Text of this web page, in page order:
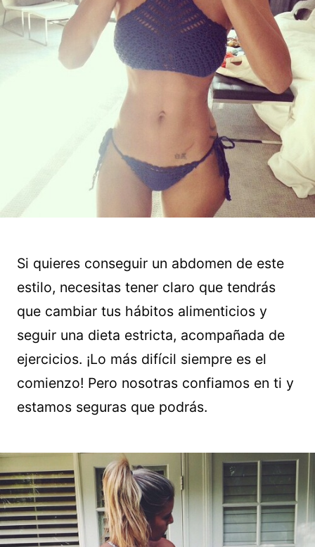
Si quieres conseguir un abdomen de este
estilo, necesitas tener claro que tendrás
que cambiar tus hábitos alimenticios y
seguir una dieta estricta, acompañada de
ejercicios. ¡Lo más difícil siempre es el
comienzo! Pero nosotras confiamos en ti y
estamos seguras que podrás.